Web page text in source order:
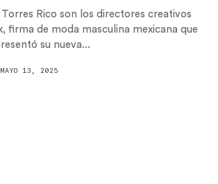
Rico son los directores creativos
firma de moda masculina mexicana que
su nueva...
MAYO 13, 2025